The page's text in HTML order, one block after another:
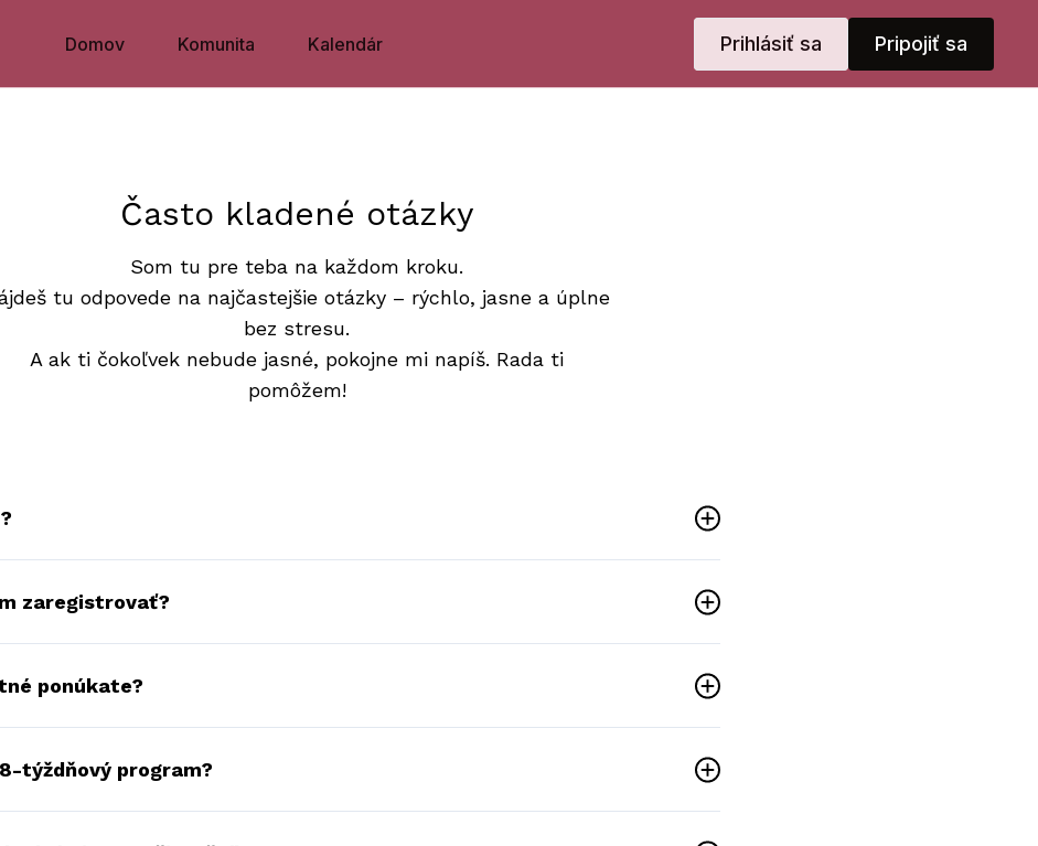
Domov Komunita Kalendár Prihlásiť sa Pripojiť sa
Často kladené otázky
Som tu pre teba na každom kroku.
tu odpovede na najčastejšie otázky – rýchlo, jasne a úplne
bez stresu.
A ak ti čokoľvek nebude jasné, pokojne mi napíš. Rada ti
pomôžem!
zaregistrovať?
ponúkate?
týždňový program?